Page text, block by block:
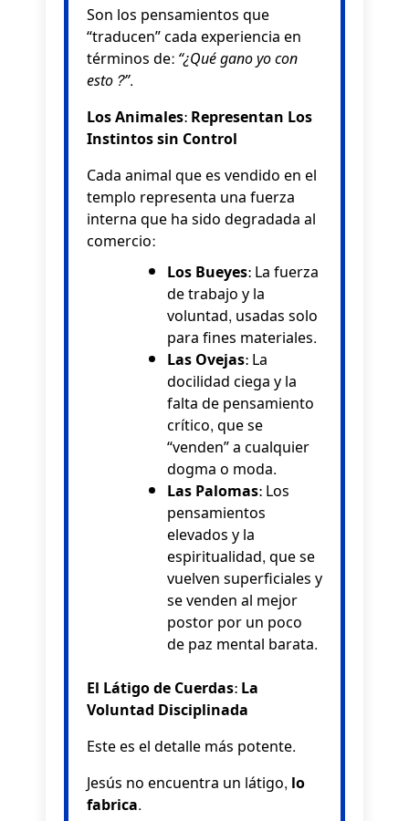
Son los pensamientos que
“traducen” cada experiencia en
términos de:“¿Qué gano yo con
esto?”.
Los Animales: Representan Los
Instintos sin Control
Cada animal que es vendido en el
templo representa una fuerza
interna que ha sido degradada al
comercio:
Los Bueyes:La fuerza
de trabajo y la
voluntad, usadas solo
para fines materiales.
Las Ovejas:La
docilidad ciega y la
falta de pensamiento
crítico, que se
“venden” a cualquier
dogma o moda.
Las Palomas:Los
pensamientos
elevados y la
espiritualidad, que se
vuelven superficiales y
se venden al mejor
postor por un poco
de paz mental barata.
El Látigo de Cuerdas: La
Voluntad Disciplinada
Este es el detalle más potente.
Jesús no encuentra un látigo, lo
fabrica.